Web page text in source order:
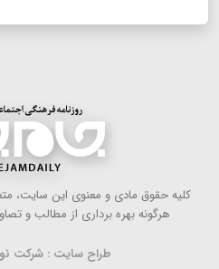
كلیه حقوق مادی و معنوی این سایت،
هرگونه بهره ‌برداری از مطالب و
طراح سایت : شرکت